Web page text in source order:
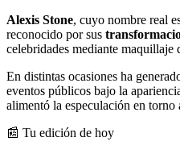
Alexis Stone, cuyo nombre real
reconocido por sus
celebridades mediante maquillaje
En distintas ocasiones ha
eventos públicos bajo la
alimentó la especulación en torno
📰 Tu edición de hoy